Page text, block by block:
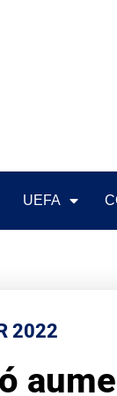
UEFA
2022